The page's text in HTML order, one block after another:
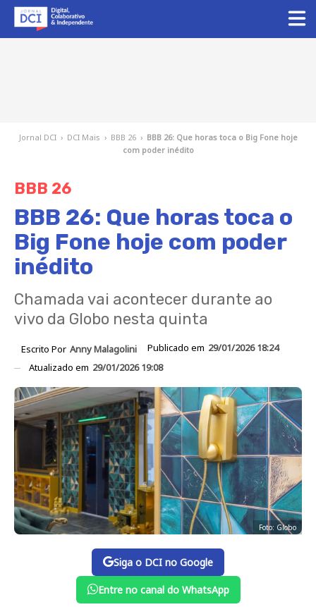
Jornal DCI › DCI Mais › BBB 26 › BBB 26: Que horas toca o Big Fone hoje
com poder inédito
BBB 26
BBB 26: Que horas toca o
Big Fone hoje com poder
inédito
Chamada vai acontecer durante ao
vivo da Globo nesta quinta
Escrito Por Anny Malagolini Publicado em 29/01/2026 18:24
Atualizado em 29/01/2026 19:08
Foto: Globo
Siga o DCI no Google
Entre no canal do WhatsApp